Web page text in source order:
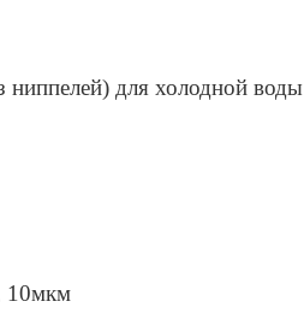
для холодной воды
10мкм